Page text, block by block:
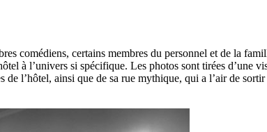
comédiens, certains membres du personnel et de la
à l’univers si spécifique. Les photos sont tirées
de l’hôtel, ainsi que de sa rue mythique, qui a l’air de